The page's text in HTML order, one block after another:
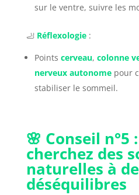
sur le ventre, suivre les
🦶 Réflexologie:
Points cerveau, colonne
nerveux autonomepour
stabiliser le sommeil.
🌸 Conseil n°5
cherchez des
naturelles à
déséquilibres